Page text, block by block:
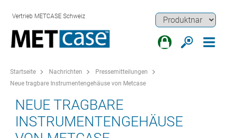
Vertrieb METCASE Schweiz
Startseite Nachrichten
Pressemitteilungen
Neue tragbare Instrumentengehäuse von Metcase
NEUE TRAGBARE
INSTRUMENTENGEHÄUSE